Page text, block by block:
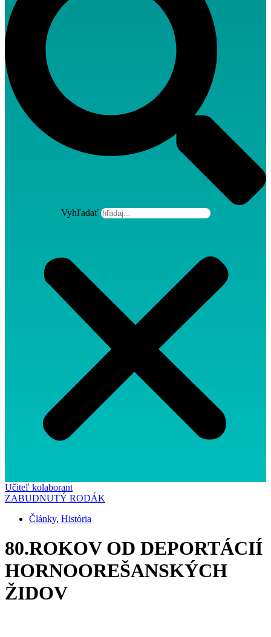
Vyhľadať
Navigácia
v
článkoch
Učiteľ kolaborant
ZABUDNUTÝ RODÁK
Články, História
80.ROKOV OD DEPORTÁCIÍ
HORNOOREŠANSKÝCH
ŽIDOV